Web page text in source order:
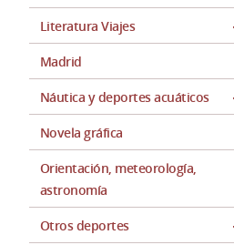
Literatura Viajes
Madrid
Náutica y deportes acuáticos
Novela gráfica
Orientación, meteorología,
astronomía
Otros deportes